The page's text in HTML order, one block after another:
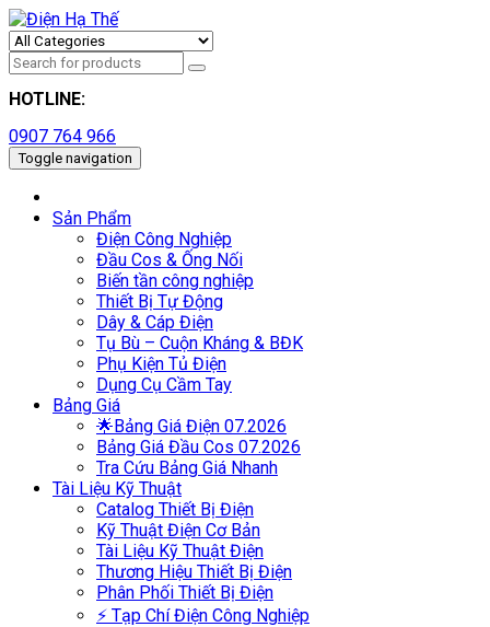
HOTLINE:
0907 764 966
Toggle navigation
Sản Phẩm
Điện Công Nghiệp
Đầu Cos & Ống Nối
Biến tần công nghiệp
Thiết Bị Tự Động
Dây & Cáp Điện
Tụ Bù – Cuộn Kháng & BĐK
Phụ Kiện Tủ Điện
Dụng Cụ Cầm Tay
Bảng Giá
🌟Bảng Giá Điện 07.2026
Bảng Giá Đầu Cos 07.2026
Tra Cứu Bảng Giá Nhanh
Tài Liệu Kỹ Thuật
Catalog Thiết Bị Điện
Kỹ Thuật Điện Cơ Bản
Tài Liệu Kỹ Thuật Điện
Thương Hiệu Thiết Bị Điện
Phân Phối Thiết Bị Điện
⚡ Tạp Chí Điện Công Nghiệp